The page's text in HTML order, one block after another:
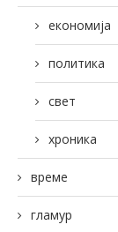
економија
политика
свет
хроника
време
гламур